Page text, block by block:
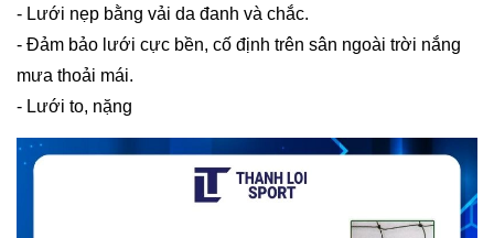
- Lưới nẹp bằng vải da đanh và chắc.
- Đảm bảo lưới cực bền, cố định trên sân ngoài trời nắng
mưa thoải mái.
- Lưới to, nặng